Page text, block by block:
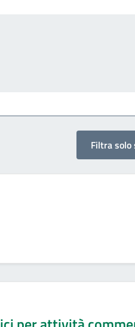
Filtra